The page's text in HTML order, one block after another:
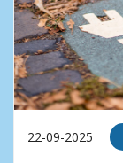
22-09-2025